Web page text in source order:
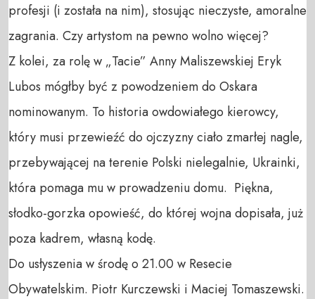
profesji (i została na nim), stosując nieczyste, amoralne
zagrania. Czy artystom na pewno wolno więcej?
Z kolei, za rolę w „Tacie” Anny Maliszewskiej Eryk
Lubos mógłby być z powodzeniem do Oskara
nominowanym. To historia owdowiałego kierowcy,
który musi przewieźć do ojczyzny ciało zmarłej nagle,
przebywającej na terenie Polski nielegalnie, Ukrainki,
która pomaga mu w prowadzeniu domu.  Piękna,
słodko-gorzka opowieść, do której wojna dopisała, już
poza kadrem, własną kodę.
Do usłyszenia w środę o 21.00 w Resecie
Obywatelskim. Piotr Kurczewski i Maciej Tomaszewski.